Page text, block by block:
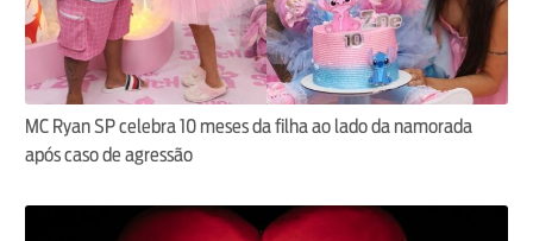
MC Ryan SP celebra 10 meses da filha ao lado da namorada
após caso de agressão